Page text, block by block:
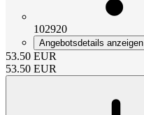
102920
Angebotsdetails anzeigen
53.50 EUR
53.50 EUR